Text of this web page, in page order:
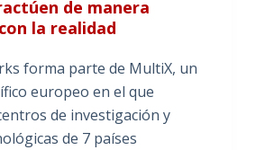
de manera
la realidad
forma parte de MultiX, un
europeo en el que
de investigación y
de 7 países